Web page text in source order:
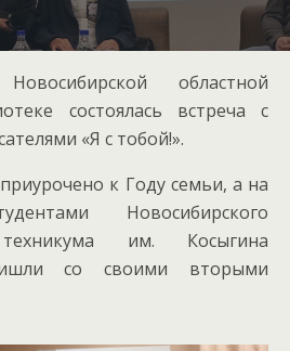
областной
состоялась встреча с
«Я с тобой!».
к Году семьи, а на
Новосибирского
техникума им. Косыгина
со своими вторыми